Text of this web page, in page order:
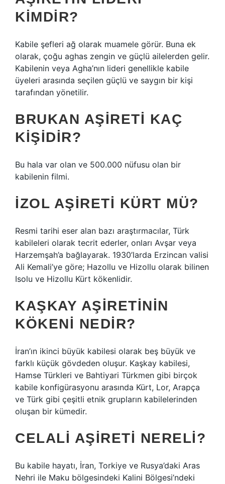
KIMDIR?
Kabile şefleri ağ olarak muamele görür. Buna ek
olarak, çoğu aghas zengin ve güçlü ailelerden gelir.
Kabilenin veya Agha’nın lideri genellikle kabile
üyeleri arasında seçilen güçlü ve saygın bir kişi
tarafından yönetilir.
BRUKAN AŞIRETI KAÇ
KIŞIDIR?
Bu hala var olan ve 500.000 nüfusu olan bir
kabilenin filmi.
İZOL AŞIRETI KÜRT MÜ?
Resmi tarihi eser alan bazı araştırmacılar, Türk
kabileleri olarak tecrit ederler, onları Avşar veya
Harzemşah’a bağlayarak. 1930’larda Erzincan valisi
Ali Kemali’ye göre; Hazollu ve Hizollu olarak bilinen
Isolu ve Hizollu Kürt kökenlidir.
KAŞKAY AŞIRETININ
KÖKENI NEDIR?
İran’ın ikinci büyük kabilesi olarak beş büyük ve
farklı küçük gövdeden oluşur. Kaşkay kabilesi,
Hamse Türkleri ve Bahtiyari Türkmen gibi birçok
kabile konfigürasyonu arasında Kürt, Lor, Arapça
ve Türk gibi çeşitli etnik grupların kabilelerinden
oluşan bir kümedir.
CELALI AŞIRETI NERELI?
Bu kabile hayatı, İran, Torkiye ve Rusya’daki Aras
Nehri ile Maku bölgesindeki Kalini Bölgesi’ndeki